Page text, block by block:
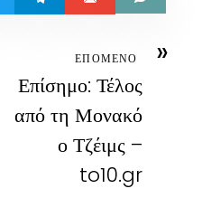
»
ΕΠΟΜΕΝΟ
Επίσημο: Τέλος
από τη Μονακό
ο Τζέιμς –
to10.gr